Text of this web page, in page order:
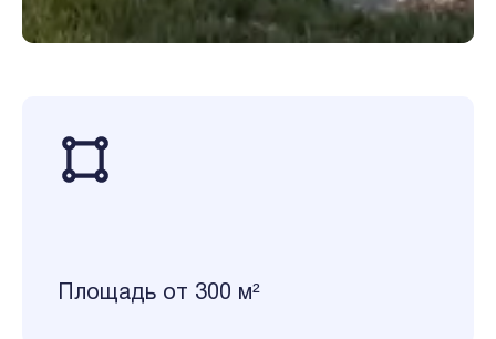
Площадь от 300 м²